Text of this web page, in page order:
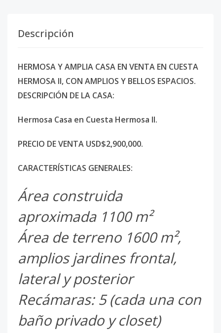
Descripción
HERMOSA Y AMPLIA CASA EN VENTA EN CUESTA
HERMOSA II, CON AMPLIOS Y BELLOS ESPACIOS.
DESCRIPCIÓN DE LA CASA:
Hermosa Casa en Cuesta Hermosa II.
PRECIO DE VENTA USD$2,900,000.
CARACTERÍSTICAS GENERALES:
Área construida
aproximada 1100 m²
Área de terreno 1600 m²,
amplios jardines frontal,
lateral y posterior
Recámaras: 5 (cada una con
baño privado y closet)